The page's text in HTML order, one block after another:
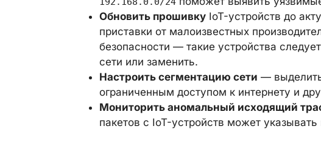
Обновить прошивку IoT-устройств до
приставки от малоизвестных
безопасности — такие устройства
сети или заменить.
Настроить сегментацию сети —
ограниченным доступом к интернету и
Мониторить аномальный исходящий
пакетов с IoT-устройств может указывать